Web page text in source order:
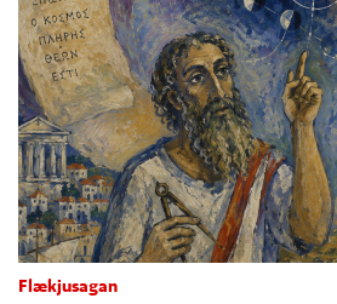
Flækjusagan